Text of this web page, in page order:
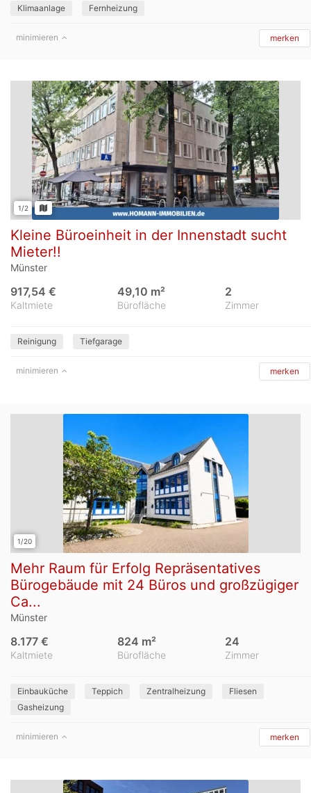
Klimaanlage Fernheizung
minimieren merken
1/2
Kleine Büroeinheit in der Innenstadt sucht
Mieter!!
Münster
Kaltmiete
917,54 €
Bürofläche
49,10 m²
Zimmer
2
Reinigung Tiefgarage
minimieren merken
1/20
Mehr Raum für Erfolg Repräsentatives
Bürogebäude mit 24 Büros und großzügiger
Ca...
Münster
Kaltmiete
8.177 €
Bürofläche
824 m²
Zimmer
24
Einbauküche Teppich Zentralheizung
Fliesen
Gasheizung
minimieren merken